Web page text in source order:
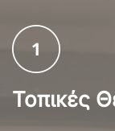
Τοπικές